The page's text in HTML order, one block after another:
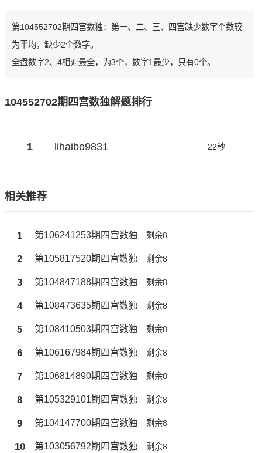
第104552702期四宫数独：第一、二、三、四宫缺少数字个数较
为平均，缺少2个数字。
全盘数字2、4相对最全，为3个，数字1最少，只有0个。
104552702期四宫数独解题排行
1 lihaibo9831 22秒
相关推荐
1 第106241253期四宫数独 剩余8
2 第105817520期四宫数独 剩余8
3 第104847188期四宫数独 剩余8
4 第108473635期四宫数独 剩余8
5 第108410503期四宫数独 剩余8
6 第106167984期四宫数独 剩余8
7 第106814890期四宫数独 剩余8
8 第105329101期四宫数独 剩余8
9 第104147700期四宫数独 剩余8
10 第103056792期四宫数独 剩余8